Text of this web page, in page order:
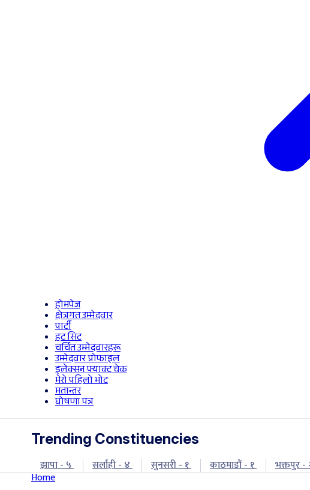
होमपेज
क्षेत्रगत उम्मेदवार
पार्टी
हट सिट
चर्चित उम्मेदवारहरू
उम्मेदवार प्रोफाइल
इलेक्सन फ्याक्ट चेक
मेरो पहिलो भोट
मतान्तर
घोषणा पत्र
Trending Constituencies
झापा - ५ सर्लाही - ४ सुनसरी - १ काठमाडौं - १ भक्तपुर
Home